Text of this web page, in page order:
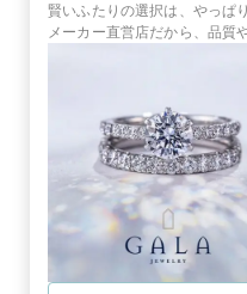
賢いふたりの選択は、やっぱ
メーカー直営店だから、品質